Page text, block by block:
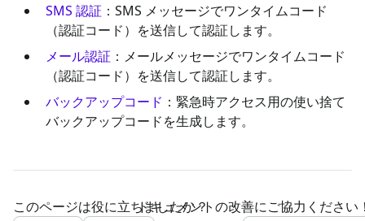
SMS 認証 ：SMS メッセージでワンタイムコード
（認証コード）を送信して認証します。
メール認証 ：メールメッセージでワンタイムコード
（認証コード）を送信して認証します。
バックアップコード ：緊急時アクセス用の使い捨て
バックアップコードを生成します。
このページは役に立ちましたか？ドキュメントの改善にご協力ください